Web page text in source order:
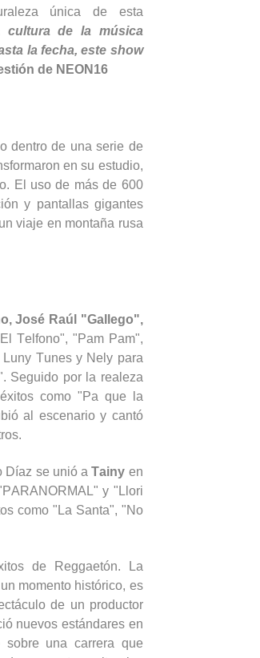
única de esta
de la música
la fecha, este show
de NEON16
dentro de una serie de
en su estudio,
El uso de más de 600
y pantallas gigantes
viaje en montaña rusa
José Raúl "Gallego",
Telfono", " Pam Pam",
Luny Tunes y Nely para
Seguido por la realeza
como " Pa que la
al escenario y cantó
Díaz se unió aTainy en
y " Llori
como "La Santa", "No
de Reggaetón. La
momento histórico, es
de un productor
nuevos estándares en
una carrera que